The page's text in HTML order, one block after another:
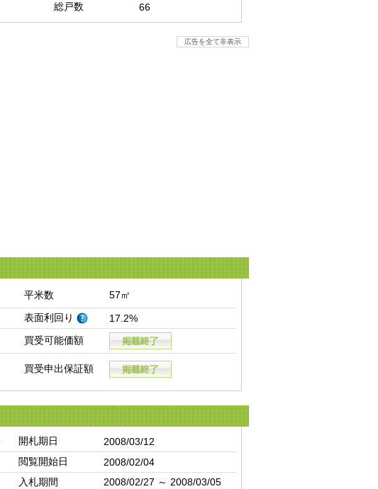
総戸数 66
広告を全て非表示
平米数
57㎡
表面利回り
17.2%
買受可能価額
買受申出保証額
開札期日
2008/03/12
閲覧開始日
2008/02/04
入札期間
2008/02/27 ～ 2008/03/05